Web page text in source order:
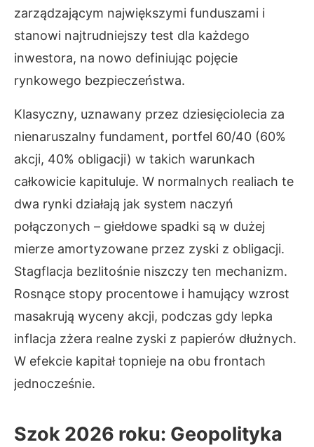
zarządzającym największymi funduszami i
stanowi najtrudniejszy test dla każdego
inwestora, na nowo definiując pojęcie
rynkowego bezpieczeństwa.
Klasyczny, uznawany przez dziesięciolecia za
nienaruszalny fundament, portfel 60/40 (60%
akcji, 40% obligacji) w takich warunkach
całkowicie kapituluje. W normalnych realiach te
dwa rynki działają jak system naczyń
połączonych – giełdowe spadki są w dużej
mierze amortyzowane przez zyski z obligacji.
Stagflacja bezlitośnie niszczy ten mechanizm.
Rosnące stopy procentowe i hamujący wzrost
masakrują wyceny akcji, podczas gdy lepka
inflacja zżera realne zyski z papierów dłużnych.
W efekcie kapitał topnieje na obu frontach
jednocześnie.
Szok 2026 roku: Geopolityka